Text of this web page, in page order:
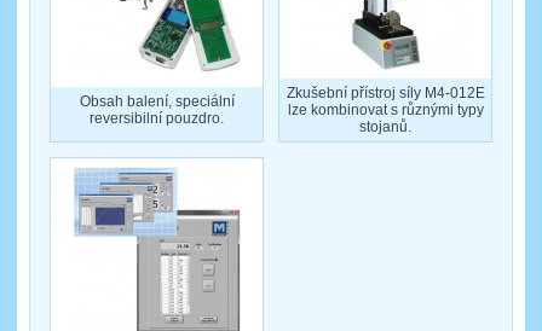
Obsah balení, speciální
reversibilní pouzdro.
Zkušební přístroj síly M4-012E
lze kombinovat s různými typy
stojanů.